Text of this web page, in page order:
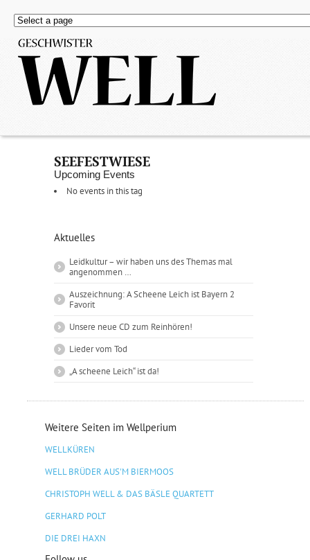
SEEFESTWIESE
Upcoming Events
No events in this tag
Aktuelles
Leidkultur – wir haben uns des Themas mal
angenommen …
Auszeichnung: A Scheene Leich ist Bayern 2
Favorit
Unsere neue CD zum Reinhören!
Lieder vom Tod
„A scheene Leich“ ist da!
Weitere Seiten im Wellperium
WELLKÜREN
WELL BRÜDER AUS'M BIERMOOS
CHRISTOPH WELL & DAS BÄSLE QUARTETT
GERHARD POLT
DIE DREI HAXN